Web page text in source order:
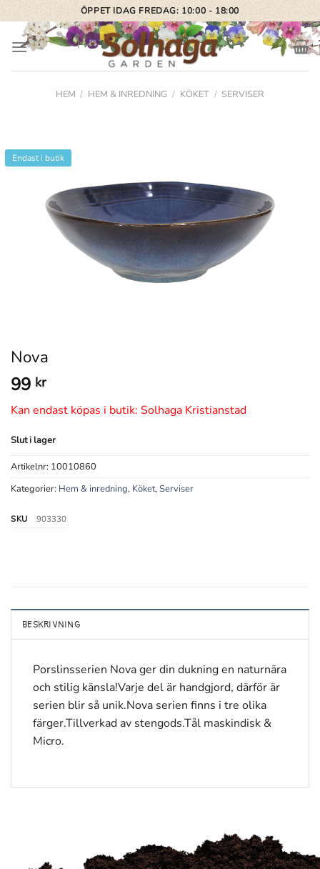
Skip
to
content
ÖPPET IDAG FREDAG: 10:00 - 18:00
HEM / HEM & INREDNING / KÖKET / SERVISER
Endast i butik
Nova
99 kr
Kan endast köpas i butik: Solhaga Kristianstad
Slut i lager
Artikelnr: 10010860
Kategorier: Hem & inredning, Köket,Serviser
SKU 903330
BESKRIVNING
Porslinsserien Nova ger din dukning en naturnära
och stilig känsla!Varje del är handgjord, därför är
serien blir så unik.Nova serien finns i tre olika
färger.Tillverkad av stengods.Tål maskindisk &
Micro.